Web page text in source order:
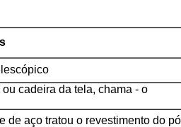
cadeira da tela, chama - o
de aço tratou o revestimento do pó